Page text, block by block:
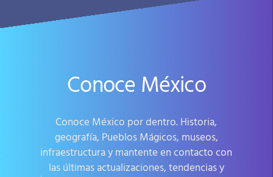
Conoce México
Conoce México por dentro. Historia,
geografía, Pueblos Mágicos, museos,
infraestructura y mantente en contacto con
las últimas actualizaciones, tendencias y